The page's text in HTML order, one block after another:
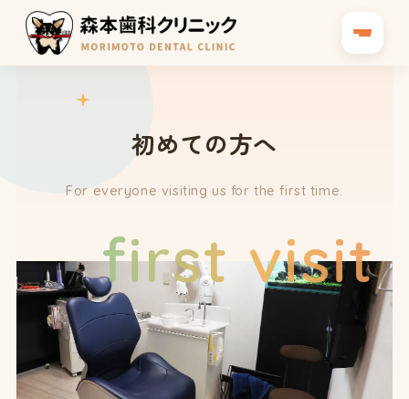
初めての方へ
For everyone visiting us for the first time.
first visit